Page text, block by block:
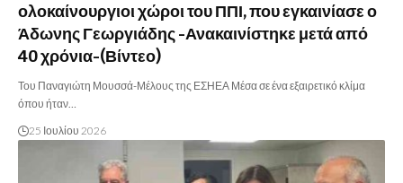
ολοκαίνουργιοι χώροι του ΠΠΙ, που εγκαινίασε ο
Άδωνης Γεωργιάδης -Ανακαινίστηκε μετά από
40 χρόνια-(Βίντεο)
Του Παναγιώτη Μουσσά-Μέλους της ΕΣΗΕΑ Μέσα σε ένα εξαιρετικό κλίμα
όπου ήταν…
25 Ιουλίου 2026